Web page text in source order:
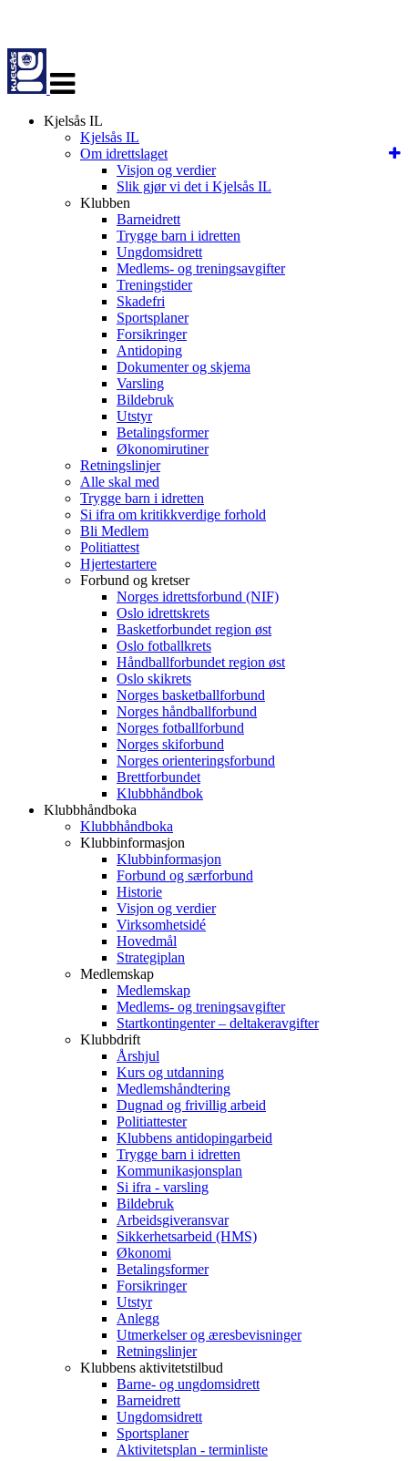
navigasjon
Kjelsås IL
Kjelsås IL
Om idrettslaget
Visjon og verdier
Slik gjør vi det i Kjelsås IL
Klubben
Barneidrett
Trygge barn i idretten
Ungdomsidrett
Medlems- og treningsavgifter
Treningstider
Skadefri
Sportsplaner
Forsikringer
Antidoping
Dokumenter og skjema
Varsling
Bildebruk
Utstyr
Betalingsformer
Økonomirutiner
Retningslinjer
Alle skal med
Trygge barn i idretten
Si ifra om kritikkverdige forhold
Bli Medlem
Politiattest
Hjertestartere
Forbund og kretser
Norges idrettsforbund (NIF)
Oslo idrettskrets
Basketforbundet region øst
Oslo fotballkrets
Håndballforbundet region øst
Oslo skikrets
Norges basketballforbund
Norges håndballforbund
Norges fotballforbund
Norges skiforbund
Norges orienteringsforbund
Brettforbundet
Klubbhåndbok
Klubbhåndboka
Klubbhåndboka
Klubbinformasjon
Klubbinformasjon
Forbund og særforbund
Historie
Visjon og verdier
Virksomhetsidé
Hovedmål
Strategiplan
Medlemskap
Medlemskap
Medlems- og treningsavgifter
Startkontingenter – deltakeravgifter
Klubbdrift
Årshjul
Kurs og utdanning
Medlemshåndtering
Dugnad og frivillig arbeid
Politiattester
Klubbens antidopingarbeid
Trygge barn i idretten
Kommunikasjonsplan
Si ifra - varsling
Bildebruk
Arbeidsgiveransvar
Sikkerhetsarbeid (HMS)
Økonomi
Betalingsformer
Forsikringer
Utstyr
Anlegg
Utmerkelser og æresbevisninger
Retningslinjer
Klubbens aktivitetstilbud
Barne- og ungdomsidrett
Barneidrett
Ungdomsidrett
Sportsplaner
Aktivitetsplan - terminliste